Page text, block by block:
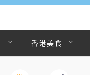
香港美食